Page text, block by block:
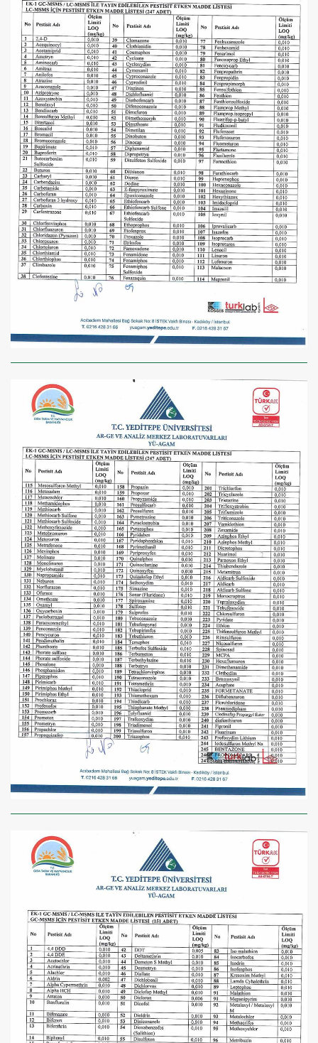
×
BU HAFTANIN PLANLI İNDİRİMİ
2320,00 TL
2100,00 TL
Sızma Zeytinyağı
(2025 Yeni Hasat,
Güney Ege, 5 Litre) -
AtcaNova